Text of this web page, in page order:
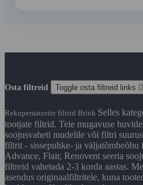
Osta filtreid Toggle osta filtreid links 
Rekuperaatorite filtrid Brink Selles
tootjate filtrid. Teie mugavuse
soojusvaheti mudelile või filtri
filtrit - sissepuhke- ja
Advance, Flair, Renovent seeria
filtreid vahetada 2-3 korda aastas.
asendus originaalfiltritele, kuna